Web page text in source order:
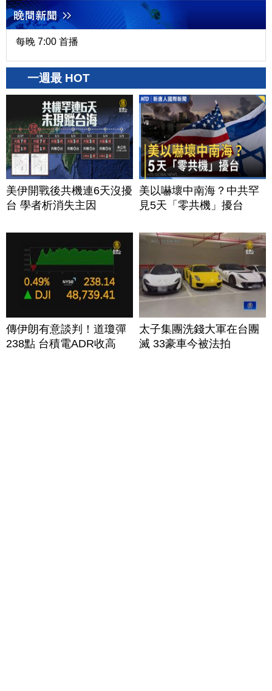
每晚 7:00 首播
一週最 HOT
美伊開戰後共機連6天沒擾
台 學者析消失主因
美以嚇壞中南海？中共罕
見5天「零共機」擾台
傳伊朗有意談判！道瓊彈
238點 台積電ADR收高
太子集團洗錢大軍在台團
滅 33豪車今被法拍